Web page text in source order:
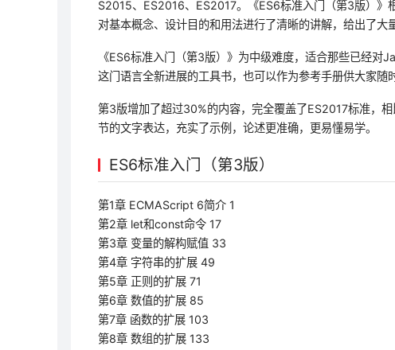
S2015、ES2016、ES2017。《ES6标准入门（第3版）》
对基本概念、设计目的和用法进行了清晰的讲解，给出了大
《ES6标准入门（第3版）》为中级难度，适合那些已经对
这门语言全新进展的工具书，也可以作为参考手册供大家随
第3版增加了超过30%的内容，完全覆盖了ES2017标准，
节的文字表达，充实了示例，论述更准确，更易懂易学。
ES6标准入门（第3版）
第1章 ECMAScript 6简介 1
第2章 let和const命令 17
第3章 变量的解构赋值 33
第4章 字符串的扩展 49
第5章 正则的扩展 71
第6章 数值的扩展 85
第7章 函数的扩展 103
第8章 数组的扩展 133